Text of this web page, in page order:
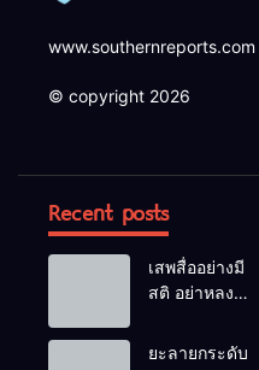
www.southernreports.com
© copyright 2026
Recent posts
เสพสื่ออย่างมี
สติ อย่าหลง
ยะลายกระดับ